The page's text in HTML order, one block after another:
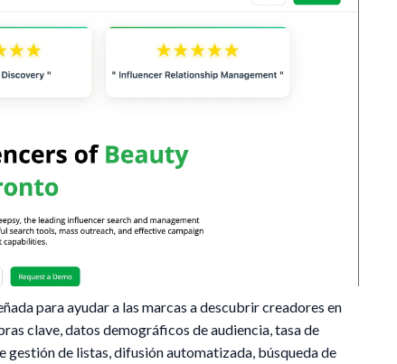
para ayudar a las marcas a descubrir creadores en
clave, datos demográficos de audiencia, tasa de
de listas, difusión automatizada, búsqueda de